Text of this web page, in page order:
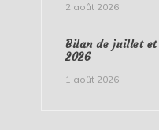
2 août 2026
Bilan de juillet et
2026
1 août 2026